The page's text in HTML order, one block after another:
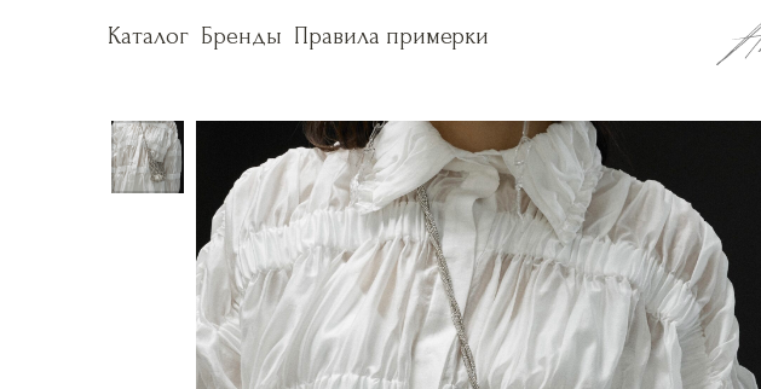
Каталог Бренды Правила примерки
Каталог Бренды Правила примерки